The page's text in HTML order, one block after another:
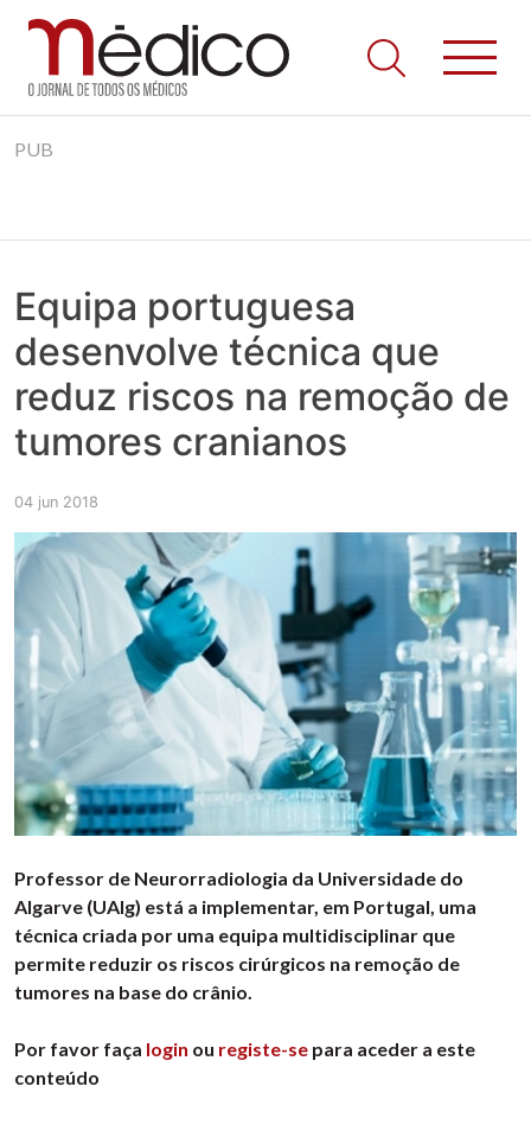
to
Jornal Médico
Médico – O Jornal de Todos os Médicos. Onde as notícias
realmente contam! Tudo o que se passa na Saúde!
PUB
Equipa portuguesa
desenvolve técnica que
reduz riscos na remoção de
tumores cranianos
04 jun 2018
Professor de Neurorradiologia da Universidade do
Algarve (UAlg) está a implementar, em Portugal, uma
técnica criada por uma equipa multidisciplinar que
permite reduzir os riscos cirúrgicos na remoção de
tumores na base do crânio.
Por favor faça login ou registe-se para aceder a este
conteúdo